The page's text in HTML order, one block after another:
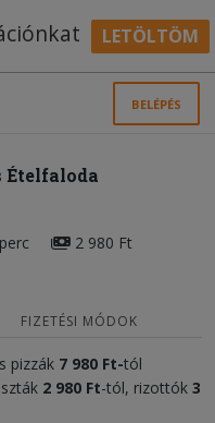
LETÖLTÖM
BELÉPÉS
Ételfaloda
2 980 Ft
FIZETÉSI MÓDOK
pizzák 7 980 Ft-tól
2 980 Ft-tól, rizottók 3